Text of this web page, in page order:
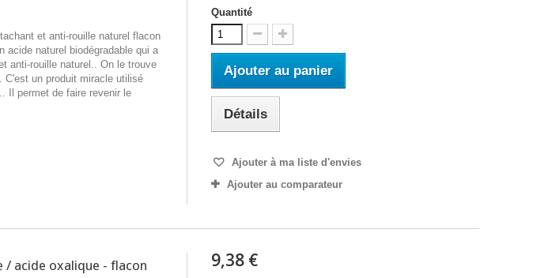
et anti-rouille naturel flacon
acide naturel biodégradable qui a
anti-rouille naturel.. On le trouve
C'est un produit miracle utilisé
Il permet de faire revenir le
Quantité
Ajouter au panier
Détails
Ajouter à ma liste d'envies
Ajouter au comparateur
/ acide oxalique - flacon
9,38 €